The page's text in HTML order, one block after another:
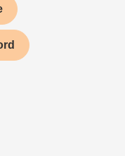
și unui grad
digital sunt o
complex
Informațiile